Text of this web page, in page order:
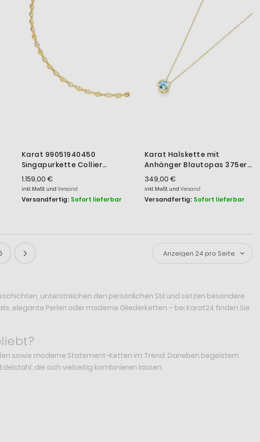
Karat 99051940450
Singapurkette Collier
Damen 375/- Gelb-Gold 45
cm
1.159,00 €
inkl. MwSt. und Versand
Versandfertig: Sofort lieferbar
Karat Halskette mit
Anhänger Blautopas 375er
Gelbgold 99023940450
349,00 €
inkl. MwSt. und Versand
Versandfertig: Sofort lieferbar
unterstreichen den persönlichen Stil und setzen besondere
elegante Perlen oder moderne Gliederketten – bei Karat24 finden Sie
sowie moderne Statement-Ketten im Trend. Daneben begeistern
die sich vielseitig kombinieren lassen.